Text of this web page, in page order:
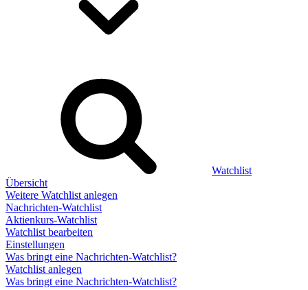
Watchlist
Übersicht
Weitere Watchlist anlegen
Nachrichten-Watchlist
Aktienkurs-Watchlist
Watchlist bearbeiten
Einstellungen
Was bringt eine Nachrichten-Watchlist?
Watchlist anlegen
Was bringt eine Nachrichten-Watchlist?